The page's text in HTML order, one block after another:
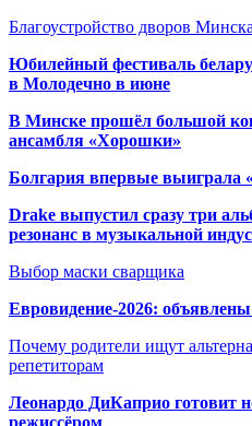
Благоустройство дворов
Юбилейный фестиваль
в Молодечно в июне
В Минске прошёл большой
ансамбля «Хорошки»
Болгария впервые выиграла
Drake выпустил сразу три
резонанс в музыкальной
Выбор маски сварщика
Евровидение-2026:
Почему родители ищут
репетиторам
Леонардо ДиКаприо готовит
режиссёром